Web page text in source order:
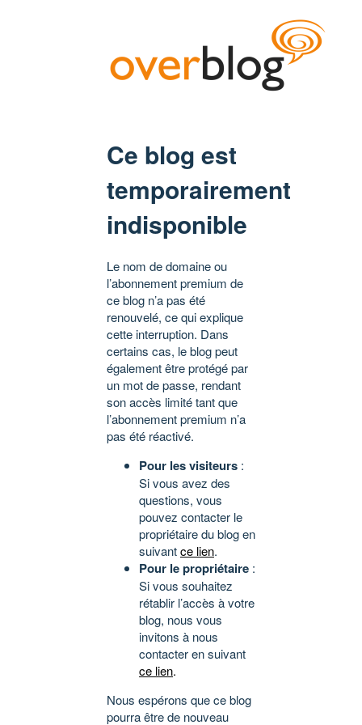
Ce blog est
temporairement
indisponible
Le nom de domaine ou
l’abonnement premium de
ce blog n’a pas été
renouvelé, ce qui explique
cette interruption. Dans
certains cas, le blog peut
également être protégé par
un mot de passe, rendant
son accès limité tant que
l’abonnement premium n’a
pas été réactivé.
Pour les visiteurs :
Si vous avez des
questions, vous
pouvez contacter le
propriétaire du blog en
suivantce lien.
Pour le propriétaire :
Si vous souhaitez
rétablir l’accès à votre
blog, nous vous
invitons à nous
contacter en suivant
ce lien.
Nous espérons que ce blog
pourra être de nouveau